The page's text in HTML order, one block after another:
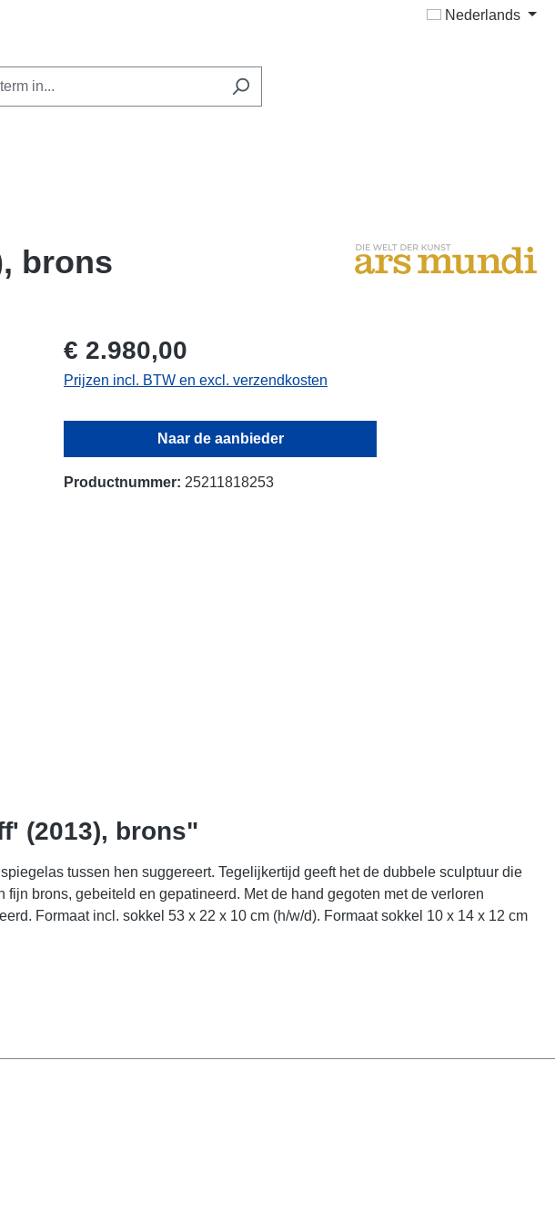
Nederlands
brons
€ 2.980,00
Prijzen incl. BTW en excl. verzendkosten
Naar de aanbieder
Productnummer: 25211818253
(2013), brons"
tussen hen suggereert. Tegelijkertijd geeft het de dubbele sculptuur die
brons, gebeiteld en gepatineerd. Met de hand gegoten met de verloren
Formaat incl. sokkel 53 x 22 x 10 cm (h/w/d). Formaat sokkel 10 x 14 x 12 cm